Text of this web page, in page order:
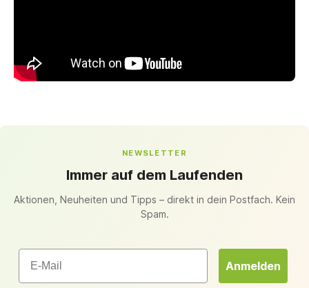
NEWSLETTER
Immer auf dem Laufenden
Aktionen, Neuheiten und Tipps – direkt in dein Postfach. Kein
Spam.
Email
Anmelden